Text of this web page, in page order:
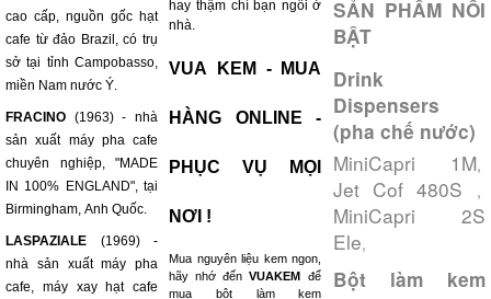
cao cấp, nguồn gốc hạt
cafe từ đảo Brazil, có trụ
sở tại tỉnh Campobasso,
miền Nam nước Ý.
FRACINO (1963) - nhà
sản xuất máy pha cafe
chuyên nghiệp, "MADE
IN 100% ENGLAND", tại
Birmingham, Anh Quốc.
LASPAZIALE (1969) -
nhà sản xuất máy pha
cafe, máy xay hạt cafe
hay thậm chí bạn ngồi ở
nhà.
VUA KEM - MUA
HÀNG ONLINE -
PHỤC VỤ MỌI
NƠI !
Mua nguyên liệu kem ngon,
hãy nhớ đếnVUAKEM
để
mua bột làm kem
SẢN PHẨM NỔI
BẬT
Drink
Dispensers
(pha chế nước)
MiniCapri 1M,
Jet Cof 480S ,
MiniCapri 2S
Ele,
Bột làm kem